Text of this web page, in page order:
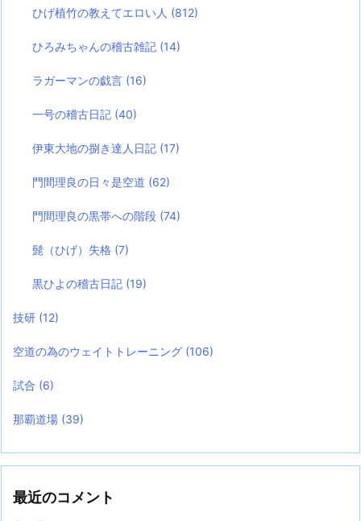
ひげ植竹の教えてエロい人 (812)
ひろみちゃんの稽古雑記 (14)
ラガーマンの戯言 (16)
一号の稽古日記 (40)
伊東大地の捌き達人日記 (17)
門間理良の日々是空道 (62)
門間理良の黒帯への階段 (74)
髭（ひげ）失格 (7)
黒ひよの稽古日記 (19)
技研 (12)
空道の為のウェイトトレーニング (106)
試合 (6)
那覇道場 (39)
最近のコメント